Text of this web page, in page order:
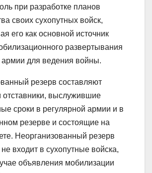
при разработке планов
своих сухопутных войск,
его как основной источник
развертывания
армии для ведения войны.
резерв составляют
отставники, выслужившие
сроки в регулярной армии и в
резерве и состоящие на
Неорганизованный резерв
входит в сухопутные войска,
объявления мобилизации